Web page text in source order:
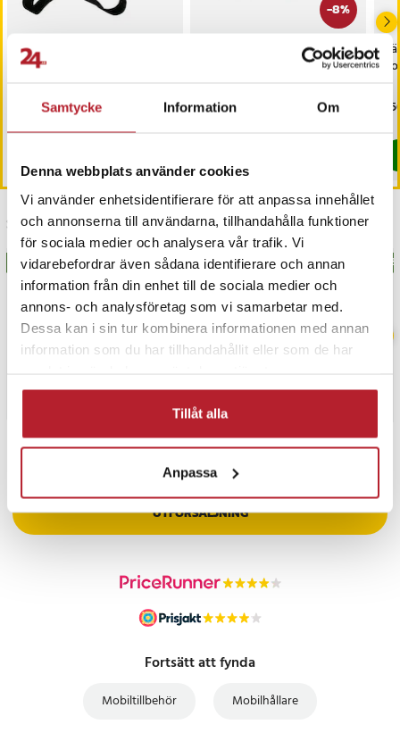
Samtycke Information Om
Denna webbplats använder cookies
Vi använder enhetsidentifierare för att anpassa innehållet
och annonserna till användarna, tillhandahålla funktioner
för sociala medier och analysera vår trafik. Vi
vidarebefordrar även sådana identifierare och annan
information från din enhet till de sociala medier och
annons- och analysföretag som vi samarbetar med.
Dessa kan i sin tur kombinera informationen med annan
information som du har tillhandahållit eller som de har
Tillåt alla
Anpassa
Bröstsele med
mobilhållare för
:229 kr
229 kr
-8%
iCarsoft CR MAX OBD /
OBD2 felkodsläsare /
diagnosverktyg för bil
Nuvarande pris
3 698 kr
Senast besökta
BÄSTSÄLJARE BÄSTSÄLJARE
UTFÖRSÄLJNING
Fortsätt att fynda
Mobiltillbehör Mobilhållare